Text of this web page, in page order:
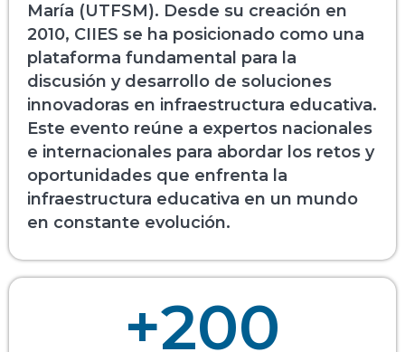
María (UTFSM). Desde su creación en
2010, CIIES se ha posicionado como una
plataforma fundamental para la
discusión y desarrollo de soluciones
innovadoras en infraestructura educativa.
Este evento reúne a expertos nacionales
e internacionales para abordar los retos y
oportunidades que enfrenta la
infraestructura educativa en un mundo
en constante evolución.
+200